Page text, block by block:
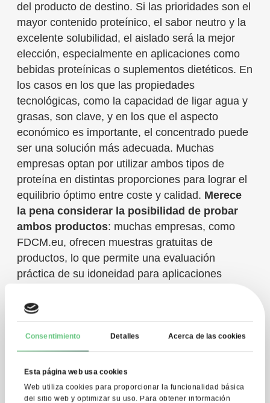
Consentimiento Detalles Acerca de las cookies
Esta página web usa cookies
Web utiliza cookies para proporcionar la funcionalidad básica
del sitio web y optimizar su uso. Para obtener información
del producto de destino. Si las prioridades son el
mayor contenido proteínico, el sabor neutro y la
excelente solubilidad, el aislado será la mejor
elección, especialmente en aplicaciones como
bebidas proteínicas o suplementos dietéticos. En
los casos en los que las propiedades
tecnológicas, como la capacidad de ligar agua y
grasas, son clave, y en los que el aspecto
económico es importante, el concentrado puede
ser una solución más adecuada. Muchas
empresas optan por utilizar ambos tipos de
proteína en distintas proporciones para lograr el
equilibrio óptimo entre coste y calidad. Merece
la pena considerar la posibilidad de probar
ambos productos: muchas empresas, como
FDCM.eu, ofrecen muestras gratuitas de
productos, lo que permite una evaluación
práctica de su idoneidad para aplicaciones